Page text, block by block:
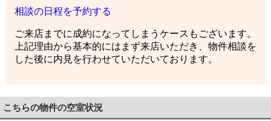
相談の日程を予約する
ご来店までに成約になってしまうケースもございます。
上記理由から基本的にはまず来店いただき、物件相談を
した後に内見を行わせていただいております。
こちらの物件の空室状況